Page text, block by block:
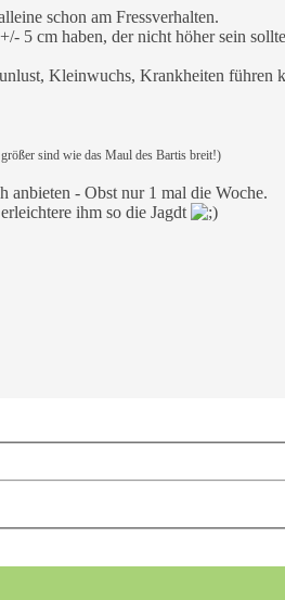
schon am Fressverhalten.
5 cm haben, der nicht höher sein
Kleinwuchs, Krankheiten führen
sind wie das Maul des Bartis breit!)
anbieten - Obst nur 1 mal die Woche.
ihm so die Jagdt